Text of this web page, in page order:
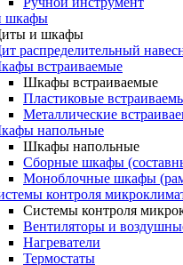
шкафы
и шкафы
распределительный
встраиваемые
Шкафы встраиваемые
Пластиковые
Металлические
напольные
Шкафы напольные
Сборные шкафы
Моноблочные шкафы
контроля
Системы контроля
Вентиляторы и
Нагреватели
Термостаты